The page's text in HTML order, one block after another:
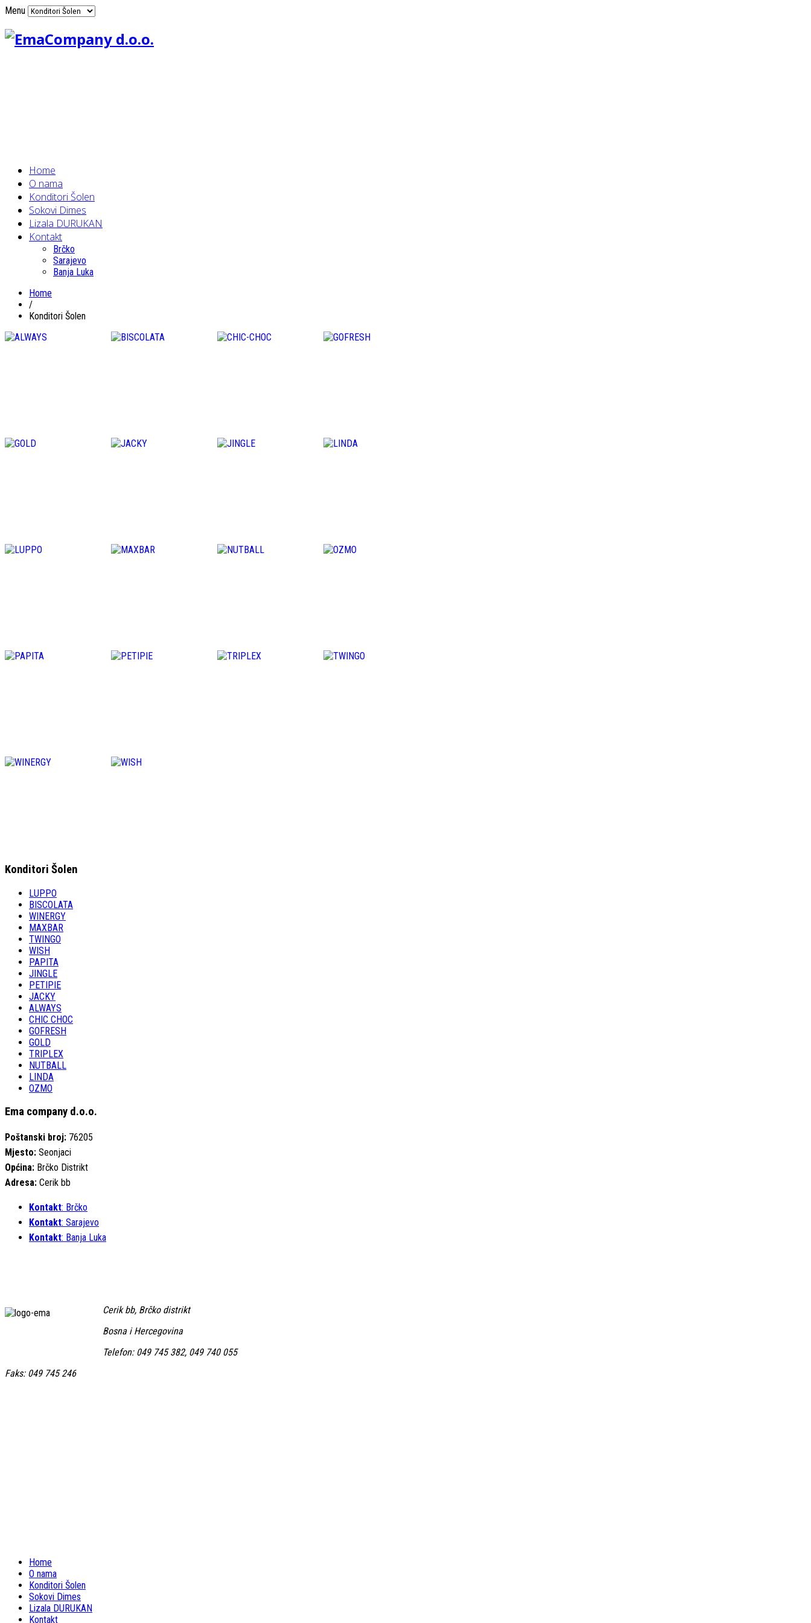
Menu
Home
O nama
Konditori Šolen
Sokovi Dimes
Lizala DURUKAN
Kontakt
Brčko
Sarajevo
Banja Luka
Home
/
Konditori Šolen
Konditori Šolen
LUPPO
BISCOLATA
WINERGY
MAXBAR
TWINGO
WISH
PAPITA
JINGLE
PETIPIE
JACKY
ALWAYS
CHIC CHOC
GOFRESH
GOLD
TRIPLEX
NUTBALL
LINDA
OZMO
Ema company d.o.o.
Poštanski broj: 76205
Mjesto: Seonjaci
Općina: Brčko Distrikt
Adresa: Cerik bb
Kontakt: Brčko
Kontakt: Sarajevo
Kontakt: Banja Luka
Cerik bb, Brčko distrikt
Bosna i Hercegovina
Telefon: 049 745 382, 049 740 055
Faks: 049 745 246
Home
O nama
Konditori Šolen
Sokovi Dimes
Lizala DURUKAN
Kontakt